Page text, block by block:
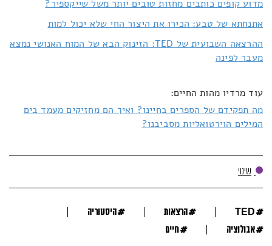
מדוע קופים כותבים מחזות טובים יותר משל שייקספיר?
אתנחתא של טבע: הכירו את היצור החי שלא יכול למות
ההרצאה השבועית של TED: הזינוק הבא של המוח האנושי נמצא
מעבר לפינה
עוד מרדיו מהות החיים:
מה תפקידם של הספרים בחיינו? ואיך הם מחזיקים מעמד בים
המילים הוירטואליות מסביבנו?
שינוי
#
TED
#הרצאות #היסטוריה
#אבולוציה #חיים